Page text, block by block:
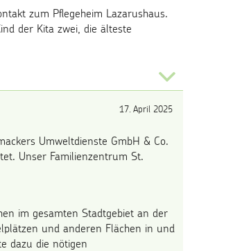
zum Pflegeheim Lazarushaus.
der Kita zwei, die älteste
17. April 2025
Umweltdienste GmbH & Co.
Unser Familienzentrum St.
im gesamten Stadtgebiet an der
und anderen Flächen in und
dazu die nötigen